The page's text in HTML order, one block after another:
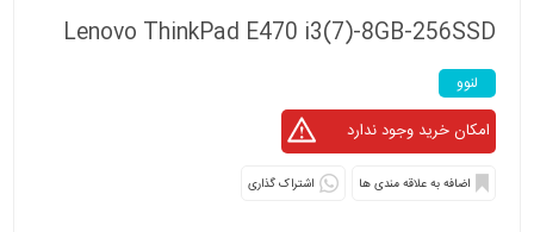
Lenovo ThinkPad E470 i3(7)-8GB-256SSD
لنوو
اشتراک گذاری